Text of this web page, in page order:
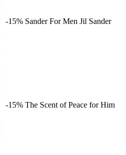
-15% Sander For Men Jil Sander
-15% The Scent of Peace for Him